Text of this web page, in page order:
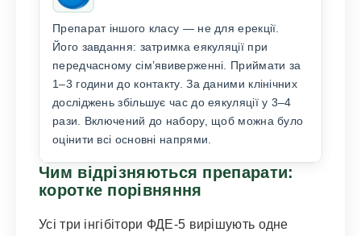
Препарат іншого класу — не для ерекції.
Його завдання: затримка еякуляції при
передчасному сім’явиверженні. Приймати за
1–3 години до контакту. За даними клінічних
досліджень збільшує час до еякуляції у 3–4
рази. Включений до набору, щоб можна було
оцінити всі основні напрями.
Чим відрізняються препарати:
коротке порівняння
Усі три інгібітори ФДЕ-5 вирішують одне